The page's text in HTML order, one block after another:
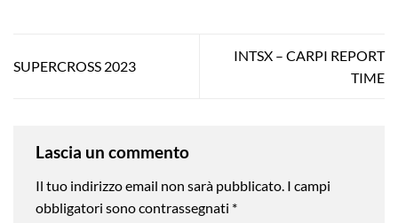
SUPERCROSS 2023
INTSX – CARPI REPORT
TIME
Lascia un commento
Il tuo indirizzo email non sarà pubblicato. I campi
obbligatori sono contrassegnati *